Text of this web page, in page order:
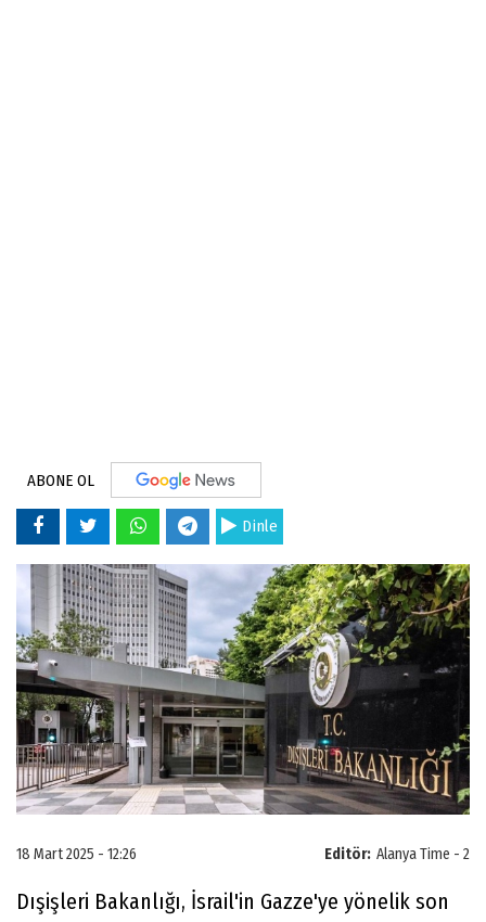
ABONE OL
Dinle
Editör: Alanya Time - 2
18 Mart 2025 - 12:26
Dışişleri Bakanlığı, İsrail'in Gazze'ye yönelik son